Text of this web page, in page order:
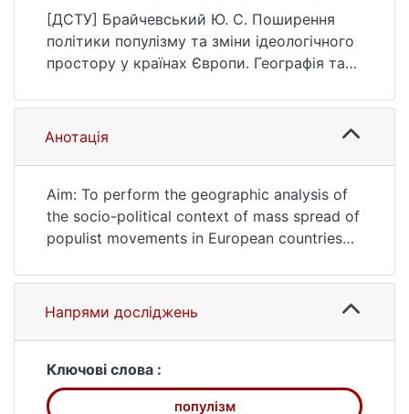
Географія та туризм, (52), 52–59.
https://doi.org/10.17721/2308-
135X.2019.52.52-59
[ДСТУ] Брайчевський Ю. С. Поширення
політики популізму та зміни ідеологічного
простору у країнах Європи. Географія та
10.17721/2308-135X.2019.52.52-59 (дата
звернення: 25.07.2026).
Анотація
Aim: To perform the geographic analysis of
the socio-political context of mass spread of
populist movements in European countries
space in the European region. Methodology:
The paper is based upon the historical-
geographic overview of the pre-conditions
development in European countries in the
second half of the XXth century, analysis of
Напрями досліджень
Ключові слова :
популізм